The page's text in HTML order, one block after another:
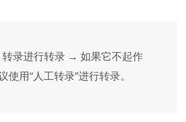
转录进行转录 → 如果它不起作
使用“人工转录”进行转录。